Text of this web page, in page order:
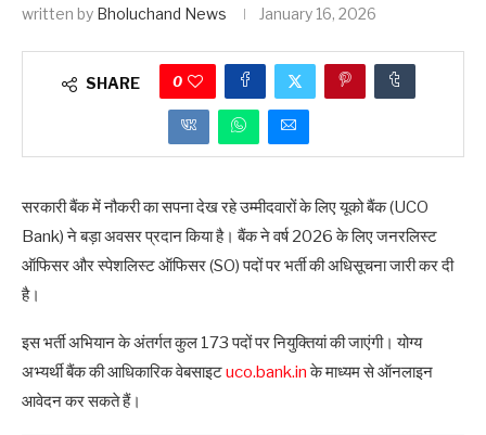
written by Bholuchand News January 16, 2026
SHARE 0
सरकारी बैंक में नौकरी का सपना देख रहे उम्मीदवारों के लिए यूको बैंक (UCO
Bank) ने बड़ा अवसर प्रदान किया है। बैंक ने वर्ष 2026 के लिए जनरलिस्ट
ऑफिसर और स्पेशलिस्ट ऑफिसर (SO) पदों पर भर्ती की अधिसूचना जारी कर दी
है।
इस भर्ती अभियान के अंतर्गत कुल 173 पदों पर नियुक्तियां की जाएंगी। योग्य
अभ्यर्थी बैंक की आधिकारिक वेबसाइटuco.bank.inके माध्यम से ऑनलाइन
आवेदन कर सकते हैं।